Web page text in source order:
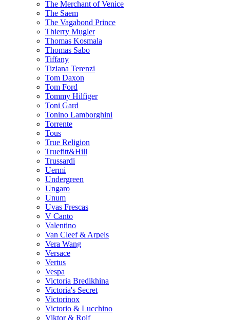
The Merchant of Venice
The Saem
The Vagabond Prince
Thierry Mugler
Thomas Kosmala
Thomas Sabo
Tiffany
Tiziana Terenzi
Tom Daxon
Tom Ford
Tommy Hilfiger
Toni Gard
Tonino Lamborghini
Torrente
Tous
True Religion
Truefitt&Hill
Trussardi
Uermi
Undergreen
Ungaro
Unum
Uvas Frescas
V Canto
Valentino
Van Cleef & Arpels
Vera Wang
Versace
Vertus
Vespa
Victoria Bredikhina
Victoria's Secret
Victorinox
Victorio & Lucchino
Viktor & Rolf